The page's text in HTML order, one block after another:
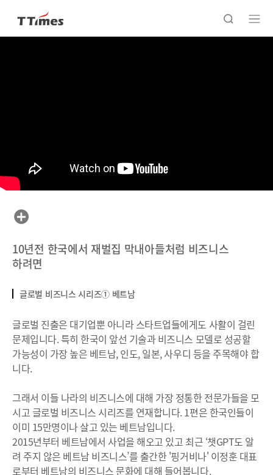
10년전 한국에서 재벌집 막내아들처럼 비즈니스
하려면
글로벌 비즈니스 시리즈① 베트남
글로벌 진출은 대기업뿐 아니라 스타트업들에게도 사활이 걸린
문제입니다. 특히 한국이 앞선 기술과 비즈니스 모델로 성공할
가능성이 가장 높은 베트남, 인도, 일본, 사우디 등을 주목해야 합
니다.
그래서 이들 나라의 비즈니스에 대해 가장 정통한 전문가들을 모
시고 글로벌 비즈니스 시리즈를 연재합니다. 1편은 한국인들이
이미 15만명이나 살고 있는 베트남입니다.
2015년부터 베트남에서 사업을 해오고 있고 최근 ‘챗GPT도 알
려 주지 않은 베트남 비즈니스’를 출간한 '핑거비나' 이정훈 대표
로부터 베트남의 비즈니스 문화에 대해 들어봅니다.